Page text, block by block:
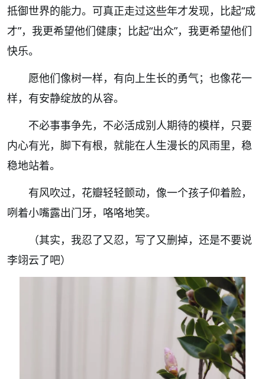
抵御世界的能力。可真正走过这些年才发现，比起“成
才”，我更希望他们健康；比起“出众”，我更希望他们
快乐。
愿他们像树一样，有向上生长的勇气；也像花一
样，有安静绽放的从容。
不必事事争先，不必活成别人期待的模样，只要
内心有光，脚下有根，就能在人生漫长的风雨里，稳
稳地站着。
有风吹过，花瓣轻轻颤动，像一个孩子仰着脸，
咧着小嘴露出门牙，咯咯地笑。
（其实，我忍了又忍，写了又删掉，还是不要说
李翊云了吧）